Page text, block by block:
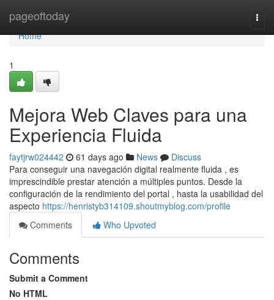
pageoftoday
Home
Home
1
Mejora Web Claves para una
Experiencia Fluida
faytjrw024442 61 days ago News
Discuss
Para conseguir una navegación digital realmente fluida , es
imprescindible prestar atención a múltiples puntos. Desde la
configuración de la rendimiento del portal , hasta la usabilidad del
aspecto https://henristyb314109.shoutmyblog.com/profile
Comments
Who Upvoted
Comments
Submit a Comment
No HTML